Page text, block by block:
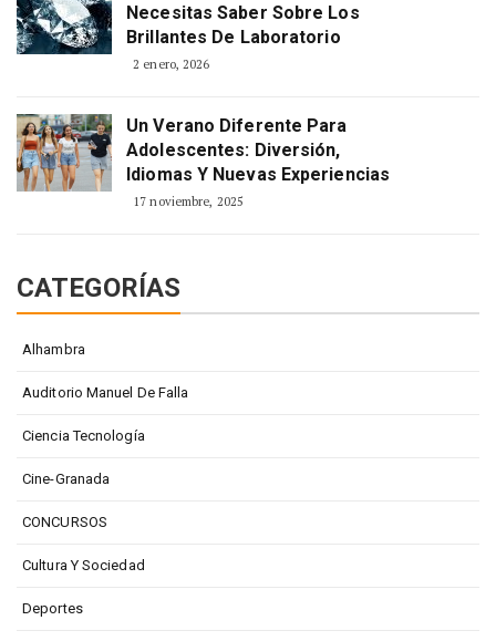
Necesitas Saber Sobre Los
Brillantes De Laboratorio
2 enero, 2026
Un Verano Diferente Para
Adolescentes: Diversión,
Idiomas Y Nuevas Experiencias
17 noviembre, 2025
CATEGORÍAS
Alhambra
Auditorio Manuel De Falla
Ciencia Tecnología
Cine-Granada
CONCURSOS
Cultura Y Sociedad
Deportes